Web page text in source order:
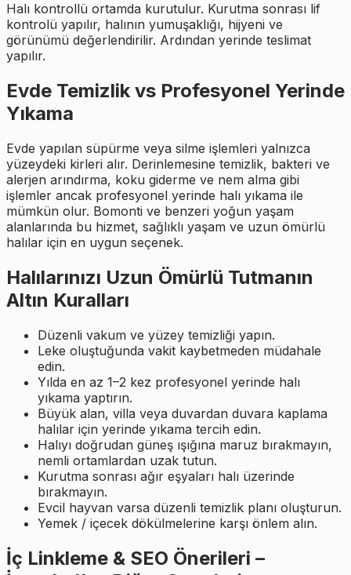
Halı kontrollü ortamda kurutulur. Kurutma sonrası lif
kontrolü yapılır, halının yumuşaklığı, hijyeni ve
görünümü değerlendirilir. Ardından yerinde teslimat
yapılır.
Evde Temizlik vs Profesyonel Yerinde
Yıkama
Evde yapılan süpürme veya silme işlemleri yalnızca
yüzeydeki kirleri alır. Derinlemesine temizlik, bakteri ve
alerjen arındırma, koku giderme ve nem alma gibi
işlemler ancak profesyonel yerinde halı yıkama ile
mümkün olur. Bomonti ve benzeri yoğun yaşam
alanlarında bu hizmet, sağlıklı yaşam ve uzun ömürlü
halılar için en uygun seçenek.
Halılarınızı Uzun Ömürlü Tutmanın
Altın Kuralları
Düzenli vakum ve yüzey temizliği yapın.
Leke oluştuğunda vakit kaybetmeden müdahale
edin.
Yılda en az 1–2 kez profesyonel yerinde halı
yıkama yaptırın.
Büyük alan, villa veya duvardan duvara kaplama
halılar için yerinde yıkama tercih edin.
Halıyı doğrudan güneş ışığına maruz bırakmayın,
nemli ortamlardan uzak tutun.
Kurutma sonrası ağır eşyaları halı üzerinde
bırakmayın.
Evcil hayvan varsa düzenli temizlik planı oluşturun.
Yemek / içecek dökülmelerine karşı önlem alın.
İç Linkleme & SEO Önerileri –